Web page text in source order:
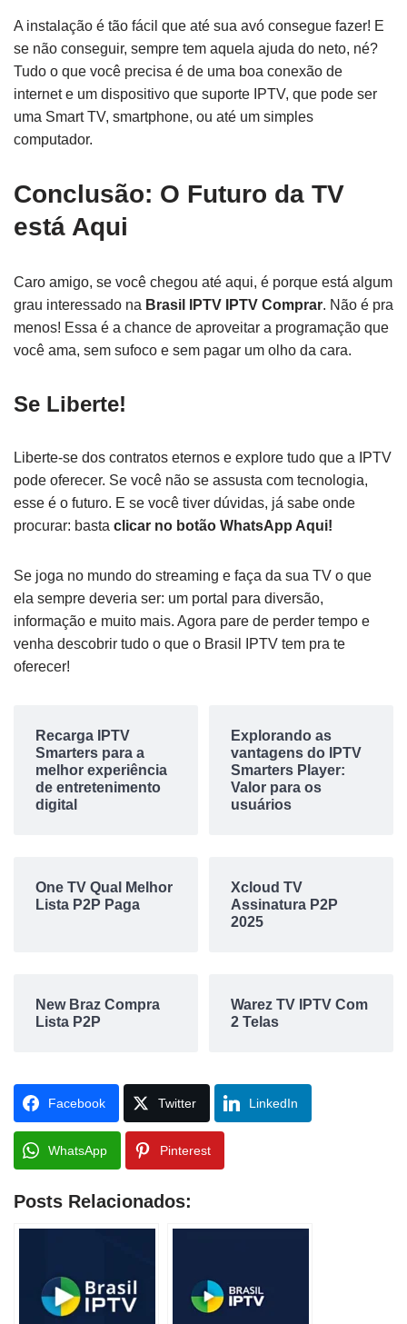
A instalação é tão fácil que até sua avó consegue fazer! E
se não conseguir, sempre tem aquela ajuda do neto, né?
Tudo o que você precisa é de uma boa conexão de
internet e um dispositivo que suporte IPTV, que pode ser
uma Smart TV, smartphone, ou até um simples
computador.
Conclusão: O Futuro da TV
está Aqui
Caro amigo, se você chegou até aqui, é porque está algum
grau interessado na Brasil IPTV IPTV Comprar. Não é pra
menos! Essa é a chance de aproveitar a programação que
você ama, sem sufoco e sem pagar um olho da cara.
Se Liberte!
Liberte-se dos contratos eternos e explore tudo que a IPTV
pode oferecer. Se você não se assusta com tecnologia,
esse é o futuro. E se você tiver dúvidas, já sabe onde
procurar: basta clicar no botão WhatsApp Aqui!
Se joga no mundo do streaming e faça da sua TV o que
ela sempre deveria ser: um portal para diversão,
informação e muito mais. Agora pare de perder tempo e
venha descobrir tudo o que o Brasil IPTV tem pra te
oferecer!
Recarga IPTV
Smarters para a
melhor experiência
de entretenimento
digital
Explorando as
vantagens do IPTV
Smarters Player:
Valor para os
usuários
One TV Qual Melhor
Lista P2P Paga
Xcloud TV
Assinatura P2P
2025
New Braz Compra
Lista P2P
Warez TV IPTV Com
2 Telas
Facebook Twitter LinkedIn
WhatsApp Pinterest
Posts Relacionados: